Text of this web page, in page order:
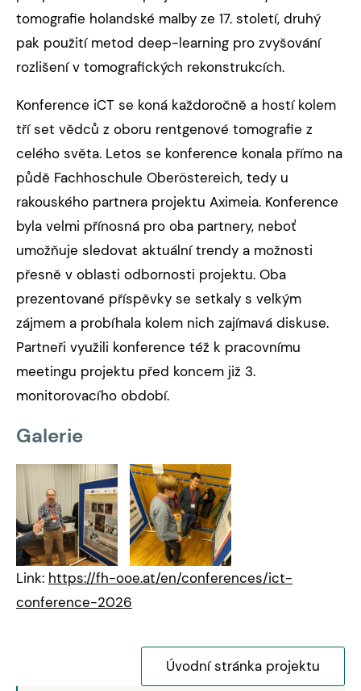
tomografie holandské malby ze 17. století, druhý
pak použití metod deep-learning pro zvyšování
rozlišení v tomografických rekonstrukcích.
Konference iCT se koná každoročně a hostí kolem
tří set vědců z oboru rentgenové tomografie z
celého světa. Letos se konference konala přímo na
půdě Fachhoschule Oberöstereich, tedy u
rakouského partnera projektu Aximeia. Konference
byla velmi přínosná pro oba partnery, neboť
umožňuje sledovat aktuální trendy a možnosti
přesně v oblasti odbornosti projektu. Oba
prezentované příspěvky se setkaly s velkým
zájmem a probíhala kolem nich zajímavá diskuse.
Partneři využili konference též k pracovnímu
meetingu projektu před koncem již 3.
monitorovacího období.
Galerie
Link: https://fh-ooe.at/en/conferences/ict-
conference-2026
Úvodní stránka projektu